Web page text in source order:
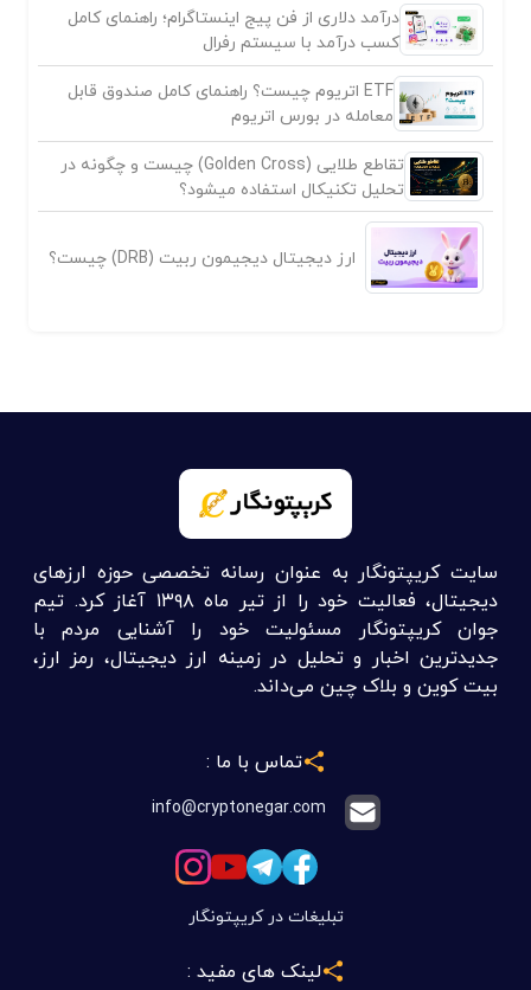
درآمد دلاری از فن پیج اینستاگرام؛ راهنمای کامل
کسب درآمد با سیستم رفرال
ETF اتریوم چیست؟ راهنمای کامل صندوق قابل
معامله در بورس اتریوم
تقاطع طلایی (Golden Cross) چیست و چگونه در
تحلیل تکنیکال استفاده میشود؟
ارز دیجیتال دیجیمون ربیت (DRB) چیست؟
سایت کریپتونگار به عنوان رسانه تخصصی حوزه ارزهای
دیجیتال، فعالیت خود را از تیر ماه ۱۳۹۸ آغاز کرد. تیم
جوان کریپتونگار مسئولیت خود را آشنایی مردم با
جدیدترین اخبار و تحلیل در زمینه ارز دیجیتال، رمز ارز،
بیت کوین و بلاک چین می‌داند.
تماس با ما :
info@cryptonegar.com
تبلیغات در کریپتونگار
لینک های مفید :